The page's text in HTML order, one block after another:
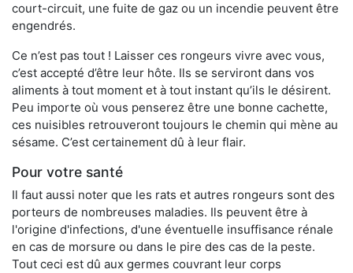
court-circuit, une fuite de gaz ou un incendie peuvent être
engendrés.
Ce n’est pas tout ! Laisser ces rongeurs vivre avec vous,
c’est accepté d’être leur hôte. Ils se serviront dans vos
aliments à tout moment et à tout instant qu’ils le désirent.
Peu importe où vous penserez être une bonne cachette,
ces nuisibles retrouveront toujours le chemin qui mène au
sésame. C’est certainement dû à leur flair.
Pour votre santé
Il faut aussi noter que les rats et autres rongeurs sont des
porteurs de nombreuses maladies. Ils peuvent être à
l'origine d'infections, d'une éventuelle insuffisance rénale
en cas de morsure ou dans le pire des cas de la peste.
Tout ceci est dû aux germes couvrant leur corps